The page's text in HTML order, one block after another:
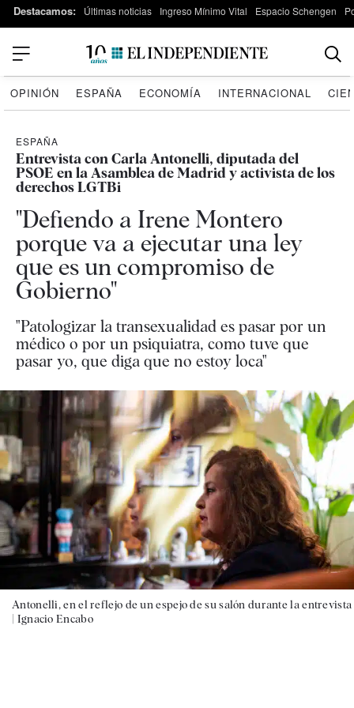
Destacamos: Últimas noticias Ingreso Mínimo Vital Espacio Schengen
OPINIÓN ESPAÑA ECONOMÍA INTERNACIONAL
ESPAÑA
Entrevista con Carla Antonelli, diputada del
PSOE en la Asamblea de Madrid y activista de los
derechos LGTBi
"Defiendo a Irene Montero
porque va a ejecutar una ley
que es un compromiso de
Gobierno"
"Patologizar la transexualidad es pasar por un
médico o por un psiquiatra, como tuve que
pasar yo, que diga que no estoy loca"
Antonelli, en el reflejo de un espejo de su salón durante la entrevista
| Ignacio Encabo